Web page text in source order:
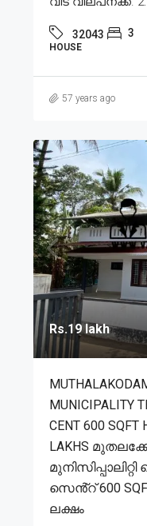
32043 3
HOUSE
57 years ago
Rs.19 lakh
MUNICIPALITY
CENT 600 SQFT
LAKHS
സെൻ്റ് 600
ലക്ഷം